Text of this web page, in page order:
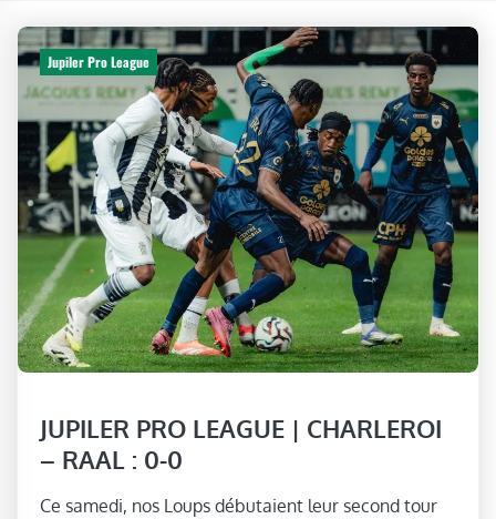
Jupiler Pro League
JUPILER PRO LEAGUE | CHARLEROI
– RAAL : 0-0
Ce samedi, nos Loups débutaient leur second tour